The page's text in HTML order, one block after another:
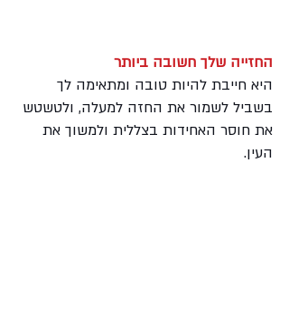
החזייה שלך חשובה ביותר
היא חייבת להיות טובה ומתאימה לך
בשביל לשמור את החזה למעלה, ולטשטש
את חוסר האחידות בצללית ולמשוך את
העין.